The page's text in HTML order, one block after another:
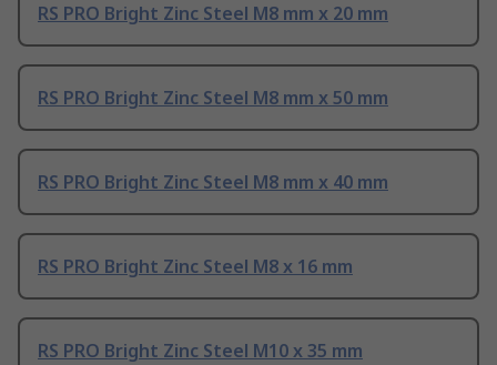
RS PRO Bright Zinc Steel M8 mm x 20 mm
RS PRO Bright Zinc Steel M8 mm x 50 mm
RS PRO Bright Zinc Steel M8 mm x 40 mm
RS PRO Bright Zinc Steel M8 x 16 mm
RS PRO Bright Zinc Steel M10 x 35 mm